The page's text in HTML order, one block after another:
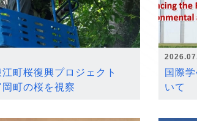
江町桜復興プロジェクト
町の桜を視察
国際
いて